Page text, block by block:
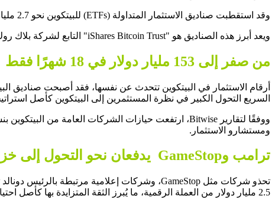
وقد استقطبت صناديق الاستثمار المتداولة (ETFs) للبيتكوين نحو 2.7 مليار دولار خلال الأسبوع الماضي، بينها 1.3 مليار دولار في يوم واحد فقط، ويُعد هذا ثاني أكبر تدفق مالي يومي في تاريخ العملة.
ويعد أبرز هذه الصناديق هو "iShares Bitcoin Trust" التابع لشركة بلاك روك، والذي تجاوزت أصوله حاجز 90 مليار دولار، ليصبح ضمن أكبر 20 صندوقًا في السوق الأميركي.
من صفر إلى 153 مليار دولار في 18 شهرًا فقط
السريع التحول الكبير في نظرة المستثمرين إلى البيتكوين كأصل
ومستشارو الاستثمار.
ترامب وGameStop يدفعان نحو التحول إلى خزائن بيتكوين
2.5 مليار دولار من العملة الرقمية، ما يُبرز الثقة المتزايدة بها كأصل احتياطي.